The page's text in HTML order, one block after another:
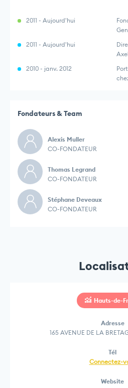
2011 - Aujourd'hui
2011 - Aujourd'hui
2010 - janv. 2012
Fondateurs & Team
Alexis Muller
CO-FONDATEUR
Thomas Legrand
CO-FONDATEUR
Stéphane Deveaux
CO-FONDATEUR
Hauts-de-
Adresse
165 AVENUE DE LA
Tél
Connectez-
Website